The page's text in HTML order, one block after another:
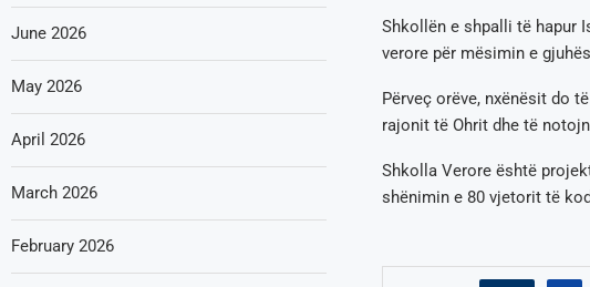
Shkollën e shpalli të hapur
verore për mësimin e
Përveç orëve, nxënësit do
rajonit të Ohrit dhe të
Shkolla Verore është
shënimin e 80 vjetorit të
June 2026
May 2026
April 2026
March 2026
February 2026